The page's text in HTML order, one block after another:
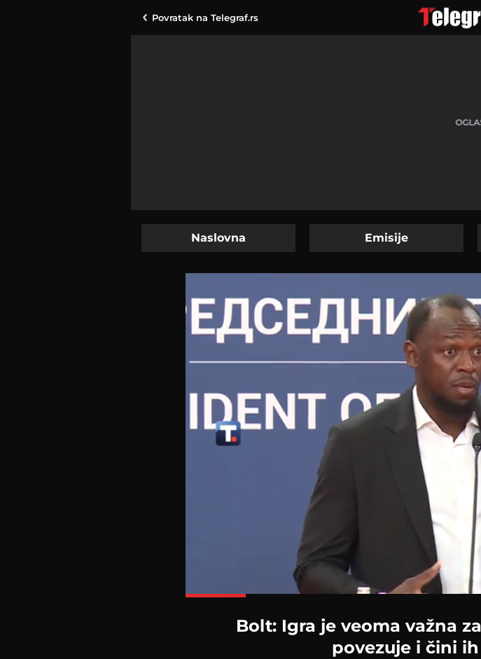
Povratak na Telegraf.rs
Naslovna Emisije
Bolt: Igra je veoma važna
povezuje i čini